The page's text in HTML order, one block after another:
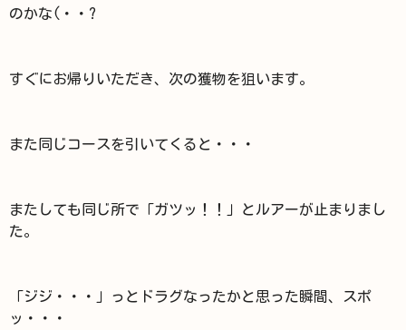
のかな(・・?
すぐにお帰りいただき、次の獲物を狙います。
また同じコースを引いてくると・・・
またしても同じ所で「ガツッ！！」とルアーが止まりまし
た。
「ジジ・・・」っとドラグなったかと思った瞬間、スポ
ッ・・・